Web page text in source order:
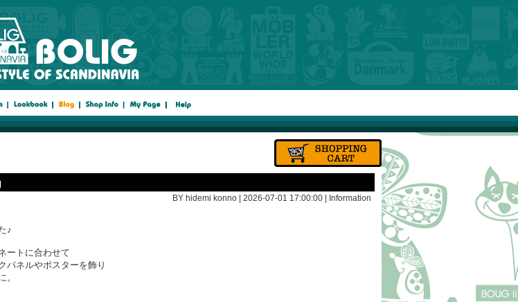
BY hidemi konno | 2026-07-01 17:00:00 | Information
♪
ートに合わせて
パネルやポスターを飾り
。